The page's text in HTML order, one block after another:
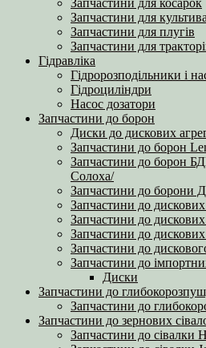
Запчастини для косарок
Запчастини для
Запчастини для плугів
Запчастини для
Гідравліка
Гідророзподільники і
Гідроциліндри
Насос дозатори
Запчастини до борон
Диски до дискових
Запчастини до борон
Запчастини до борон
Солоха/
Запчастини до борони
Запчастини до
Запчастини до
Запчастини до
Запчастини до
Запчастини до
Диски
Запчастини до
Запчастини до
Запчастини до зернових
Запчастини до сівалки